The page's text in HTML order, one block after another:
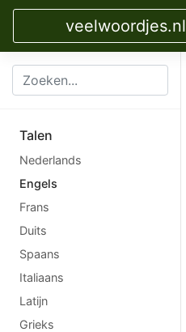
veelwoordjes.nl
Talen
Nederlands
Engels
Frans
Duits
Spaans
Italiaans
Latijn
Grieks